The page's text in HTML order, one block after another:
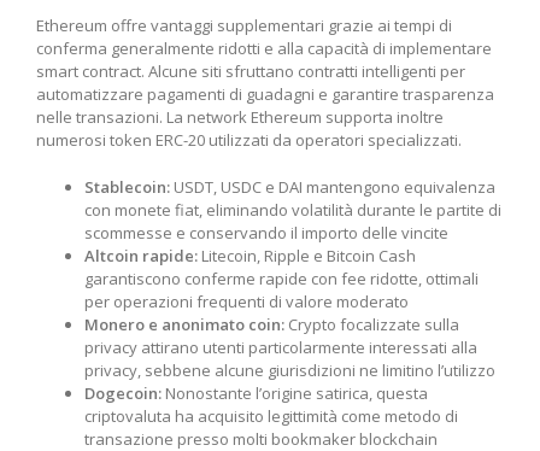
Ethereum offre vantaggi supplementari grazie ai tempi di
conferma generalmente ridotti e alla capacità di implementare
smart contract. Alcune siti sfruttano contratti intelligenti per
automatizzare pagamenti di guadagni e garantire trasparenza
nelle transazioni. La network Ethereum supporta inoltre
numerosi token ERC-20 utilizzati da operatori specializzati.
Stablecoin: USDT, USDC e DAI mantengono equivalenza
con monete fiat, eliminando volatilità durante le partite di
scommesse e conservando il importo delle vincite
Altcoin rapide: Litecoin, Ripple e Bitcoin Cash
garantiscono conferme rapide con fee ridotte, ottimali
per operazioni frequenti di valore moderato
Monero e anonimato coin: Crypto focalizzate sulla
privacy attirano utenti particolarmente interessati alla
privacy, sebbene alcune giurisdizioni ne limitino l’utilizzo
Dogecoin: Nonostante l’origine satirica, questa
criptovaluta ha acquisito legittimità come metodo di
transazione presso molti bookmaker blockchain